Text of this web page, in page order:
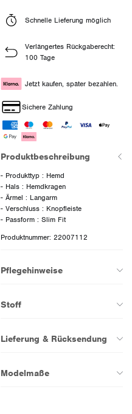
Schnelle Lieferung möglich
Verlängertes Rückgaberecht:
100 Tage
Jetzt kaufen, später bezahlen.
Sichere Zahlung
Produktbeschreibung
- Produkttyp : Hemd
- Hals : Hemdkragen
- Ärmel : Langarm
- Verschluss : Knopfleiste
- Passform : Slim Fit
Produktnummer: 22007112
Pflegehinweise
Stoff
Lieferung & Rücksendung
Modelmaße